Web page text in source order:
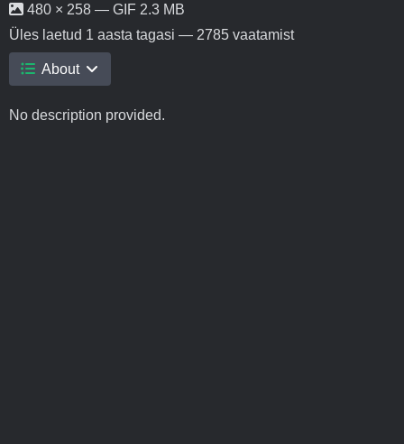
480 × 258 — GIF 2.3 MB
Üles laetud 1 aasta tagasi — 2785 vaatamist
About
No description provided.